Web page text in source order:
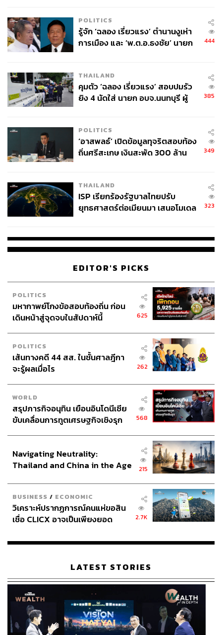
POLITICS
รู้จัก ‘ฉลอง เรี่ยวแรง’ ตำนานงูเห่า
การเมือง และ ‘พ.ต.อ.ธงชัย’ นายก
444
THAILAND
คุมตัว ‘ฉลอง เรี่ยวแรง’ สอบปมรัว
ยิง 4 นัดใส่ นายก อบจ.นนทบุรี ผู้
385
POLITICS
‘อาสพลธ์’ เปิดข้อมูลทุจริตสอบท้อง
ถิ่นศรีสะเกษ เงินสะพัด 300 ล้าน
349
THAILAND
ISP เรียกร้องรัฐบาลไทยปรับ
ยุทธศาสตร์ต่อเมียนมา เสนอโมเดล
323
EDITOR'S PICKS
POLITICS
มหากาพย์โกงข้อสอบท้องถิ่น ก่อน
เดินหน้าสู่จุดจบในสัปดาห์นี้
625
POLITICS
เส้นทางคดี 44 สส. ในชั้นศาลฎีกา
จะรู้ผลเมื่อไร
262
WORLD
สรุปภารกิจอนุทิน เยือนอินโดนีเซีย
ขับเคลื่อนการทูตเศรษฐกิจเชิงรุก
568
Navigating Neutrality:
Thailand and China in the Age
215
BUSINESS / ECONOMIC
วิเคราะห์ปรากฏการณ์คนแห่ขอสิน
เชื่อ CLICX อาจเป็นเพียงยอด
เรือนไทยที่ถูกซุกไว้
2.7K
LATEST STORIES